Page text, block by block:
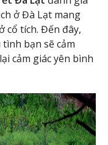
ở Đà Lạt mang
cổ tích. Đến đây,
bạn sẽ cảm
cảm giác yên bình